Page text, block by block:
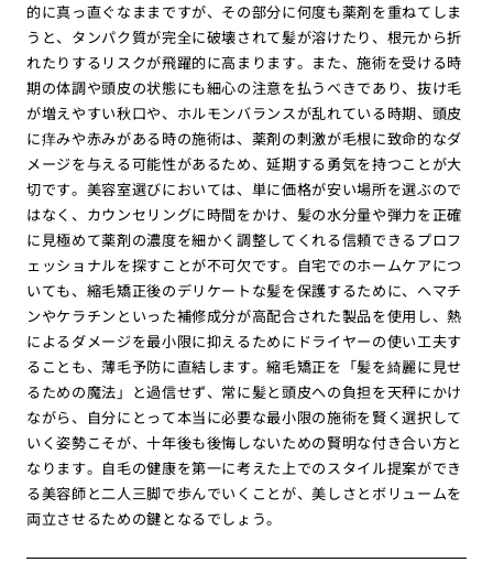
的に真っ直ぐなままですが、その部分に何度も薬剤を重ねてしま
うと、タンパク質が完全に破壊されて髪が溶けたり、根元から折
れたりするリスクが飛躍的に高まります。また、施術を受ける時
期の体調や頭皮の状態にも細心の注意を払うべきであり、抜け毛
が増えやすい秋口や、ホルモンバランスが乱れている時期、頭皮
に痒みや赤みがある時の施術は、薬剤の刺激が毛根に致命的なダ
メージを与える可能性があるため、延期する勇気を持つことが大
切です。美容室選びにおいては、単に価格が安い場所を選ぶので
はなく、カウンセリングに時間をかけ、髪の水分量や弾力を正確
に見極めて薬剤の濃度を細かく調整してくれる信頼できるプロフ
ェッショナルを探すことが不可欠です。自宅でのホームケアにつ
いても、縮毛矯正後のデリケートな髪を保護するために、ヘマチ
ンやケラチンといった補修成分が高配合された製品を使用し、熱
によるダメージを最小限に抑えるためにドライヤーの使い工夫す
ることも、薄毛予防に直結します。縮毛矯正を「髪を綺麗に見せ
るための魔法」と過信せず、常に髪と頭皮への負担を天秤にかけ
ながら、自分にとって本当に必要な最小限の施術を賢く選択して
いく姿勢こそが、十年後も後悔しないための賢明な付き合い方と
なります。自毛の健康を第一に考えた上でのスタイル提案ができ
る美容師と二人三脚で歩んでいくことが、美しさとボリュームを
両立させるための鍵となるでしょう。